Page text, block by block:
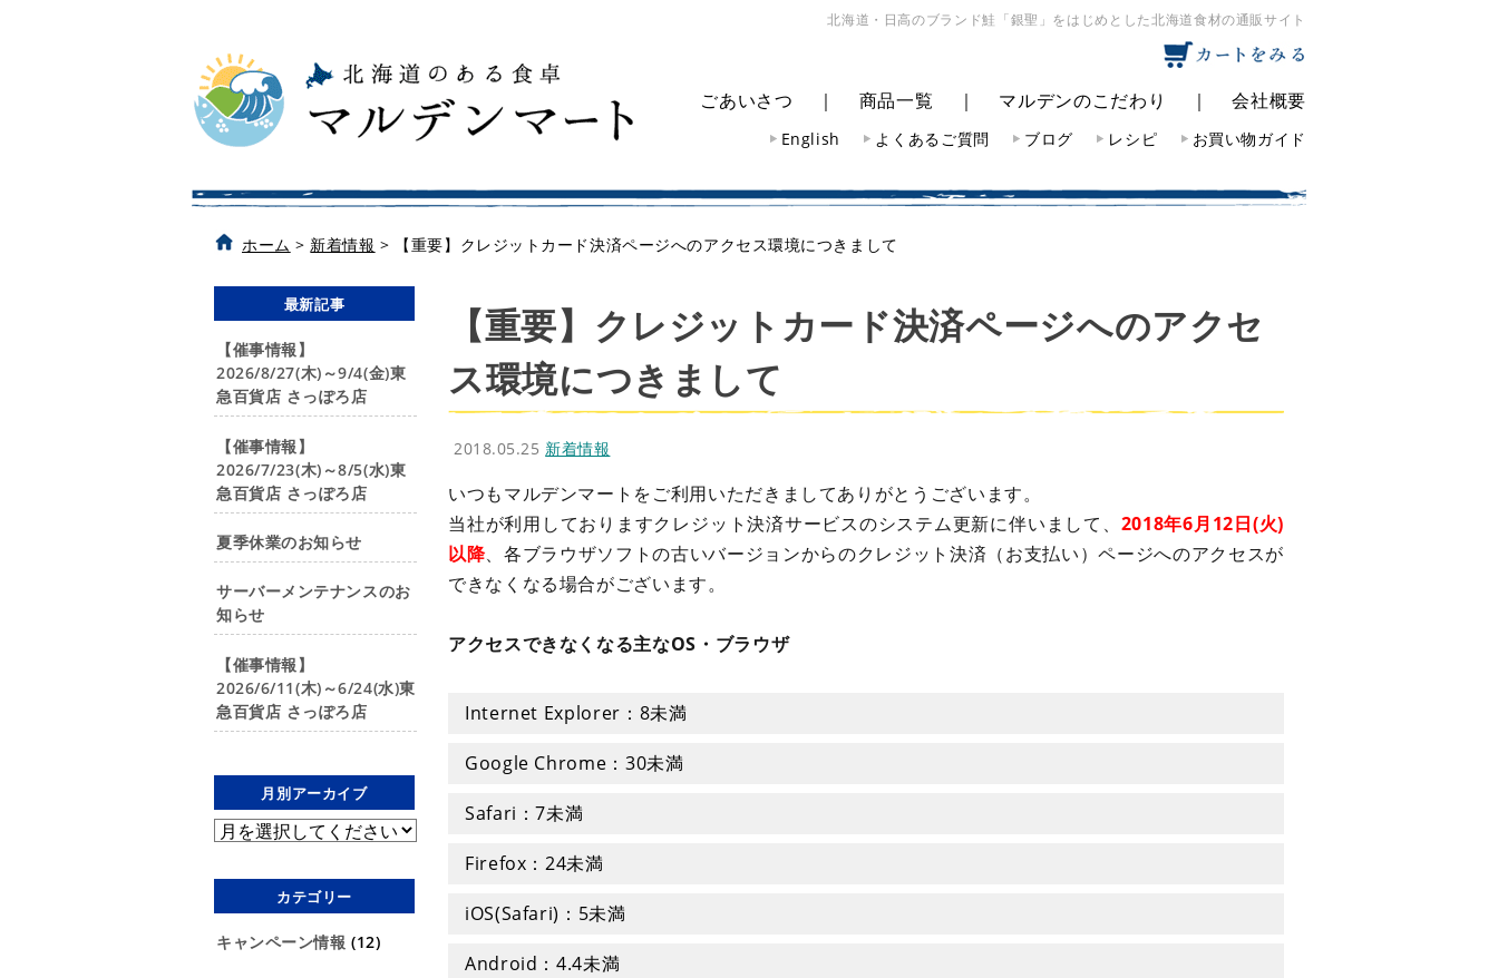
北海道・日高のブランド鮭「銀聖」をはじめとした北海道食材の通販サイト
ごあいさつ ｜ 商品一覧 ｜ マルデンのこだわり ｜会社概要
English よくあるご質問 ブログ レシピ お買い物ガイド
ホーム > 新着情報 > 【重要】クレジットカード決済ページへのアクセス環境につきまして
最新記事
【催事情報】
2026/8/27(木)～9/4(金)東
急百貨店 さっぽろ店
【催事情報】
2026/7/23(木)～8/5(水)東
急百貨店 さっぽろ店
夏季休業のお知らせ
サーバーメンテナンスのお
知らせ
【催事情報】
2026/6/11(木)～6/24(水)東
急百貨店 さっぽろ店
月別アーカイブ
カテゴリー
キャンペーン情報 (12)
【重要】クレジットカード決済ページへのアクセ
ス環境につきまして
2018.05.25 新着情報
いつもマルデンマートをご利用いただきましてありがとうございます。
当社が利用しておりますクレジット決済サービスのシステム更新に伴いまして、 2018年6月12日(火)
以降、各ブラウザソフトの古いバージョンからのクレジット決済（お支払い）ページへのアクセスが
できなくなる場合がございます。
アクセスできなくなる主なOS・ブラウザ
Internet Explorer：8未満
Google Chrome：30未満
Safari：7未満
Firefox：24未満
iOS(Safari)：5未満
Android：4.4未満